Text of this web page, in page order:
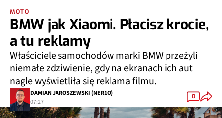
MOTO
BMW jak Xiaomi. Płacisz krocie,
a tu reklamy
Właściciele samochodów marki BMW przeżyli
niemałe zdziwienie, gdy na ekranach ich aut
nagle wyświetliła się reklama filmu.
DAMIAN JAROSZEWSKI (NER1O)
07:27
0